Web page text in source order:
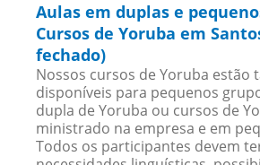
Aulas em duplas e
Cursos de Yoruba em
fechado)
Nossos cursos de Yoruba estão
disponíveis para pequenos
dupla de Yoruba ou cursos de
ministrado na empresa e em
Todos os participantes devem